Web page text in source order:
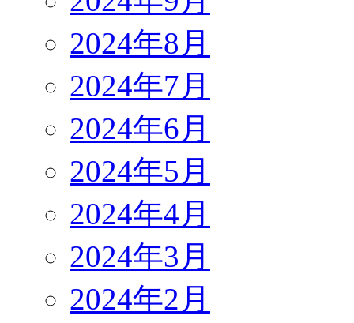
2024年8月
2024年7月
2024年6月
2024年5月
2024年4月
2024年3月
2024年2月